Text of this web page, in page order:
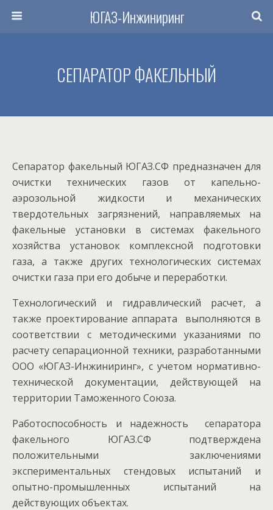
ЮГАЗ-Инжиниринг
СЕПАРАТОР ФАКЕЛЬНЫЙ
Сепаратор факельный ЮГАЗ.СФ предназначен для
очистки технических газов от капельно-
аэрозольной жидкости и механических
твердотельных загрязнений, направляемых на
факельные установки в системах факельного
хозяйства установок комплексной подготовки
газа, а также других технологических системах
очистки газа при его добыче и переработки.
Технологический и гидравлический расчет, а
также проектирование аппарата выполняются в
соответствии с методическими указаниями по
расчету сепарационной техники, разработанными
ООО «ЮГАЗ-Инжиниринг», с учетом нормативно-
технической документации, действующей на
территории Таможенного Союза.
Работоспособность и надежность сепаратора
факельного ЮГАЗ.СФ подтверждена
положительными заключениями
экспериментальных стендовых испытаний и
опытно-промышленных испытаний на
действующих объектах.